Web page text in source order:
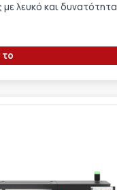
λευκό και δυνατότητα